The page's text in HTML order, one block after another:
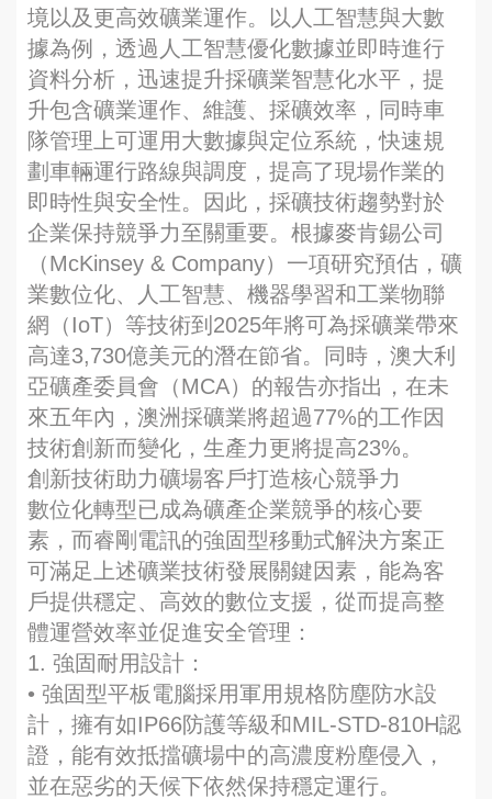
境以及更高效礦業運作。以人工智慧與大數
據為例，透過人工智慧優化數據並即時進行
資料分析，迅速提升採礦業智慧化水平，提
升包含礦業運作、維護、採礦效率，同時車
隊管理上可運用大數據與定位系統，快速規
劃車輛運行路線與調度，提高了現場作業的
即時性與安全性。因此，採礦技術趨勢對於
企業保持競爭力至關重要。根據麥肯錫公司
（McKinsey & Company）一項研究預估，礦
業數位化、人工智慧、機器學習和工業物聯
網（IoT）等技術到2025年將可為採礦業帶來
高達3,730億美元的潛在節省。同時，澳大利
亞礦產委員會（MCA）的報告亦指出，在未
來五年內，澳洲採礦業將超過77%的工作因
技術創新而變化，生產力更將提高23%。
創新技術助力礦場客戶打造核心競爭力
數位化轉型已成為礦產企業競爭的核心要
素，而睿剛電訊的強固型移動式解決方案正
可滿足上述礦業技術發展關鍵因素，能為客
戶提供穩定、高效的數位支援，從而提高整
體運營效率並促進安全管理：
1. 強固耐用設計：
• 強固型平板電腦採用軍用規格防塵防水設
計，擁有如IP66防護等級和MIL-STD-810H認
證，能有效抵擋礦場中的高濃度粉塵侵入，
並在惡劣的天候下依然保持穩定運行。